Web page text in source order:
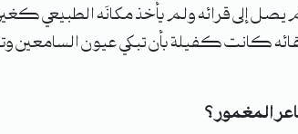
إلى قرائه ولم يأخذ مكانَه الطبيعي
كانت كفيلة بأن تبكي عيون السامعين
المغمور ؟